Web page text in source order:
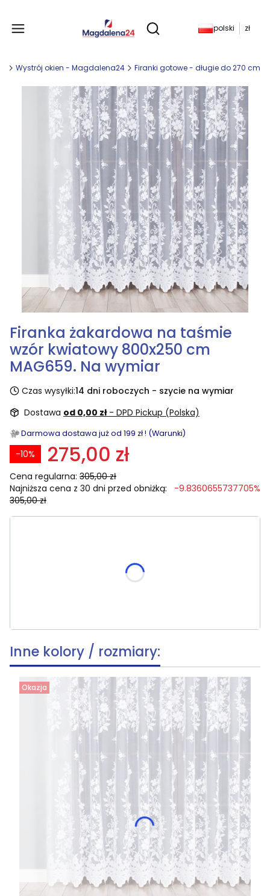
Otwórz wyszukiwarkę
Produkty w
polski zł
Wystrój okien - Magdalena24 Firanki gotowe - długie do 270 cm
Firanka żakardowa na taśmie
wzór kwiatowy 800x250 cm
MAG659. Na wymiar
Czas wysyłki:14 dni roboczych - szycie na wymiar
Dostawa od 0,00 zł - DPD Pickup (Polska)
Darmowa dostawa już od 199 zł ! (Warunki)
275,00 zł
Cena regularna: 305,00 zł
-10%
Najniższa cena z 30 dni przed obniżką:
305,00 zł
-9.8360655737705%
skracania, wymiar po skróceniu [cm]
Inne kolory / rozmiary:
Okazja